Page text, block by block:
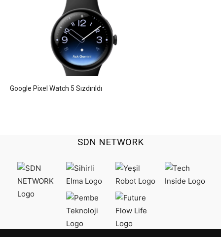
Google Pixel Watch 5 Sızdırıldı
SDN NETWORK